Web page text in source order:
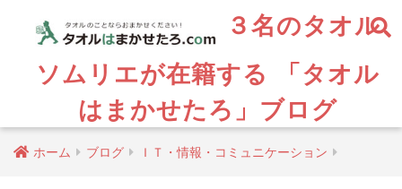
３名のタオル
ソムリエが在籍する 「タオル
はまかせたろ」ブログ
ホーム ブログ ＩＴ・情報・コミュニケーション